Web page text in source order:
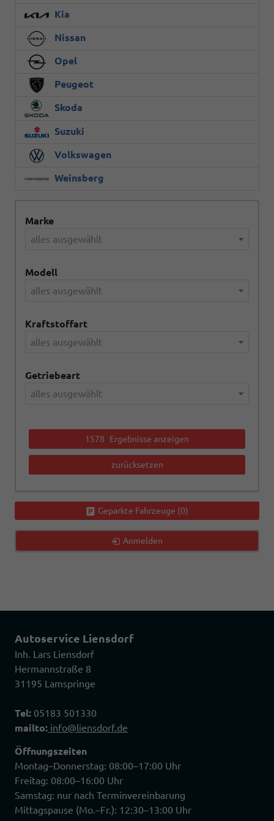
Kia
Nissan
Opel
Peugeot
Skoda
Suzuki
Volkswagen
Weinsberg
Marke
alles ausgewählt
Modell
alles ausgewählt
Kraftstoffart
alles ausgewählt
Getriebeart
alles ausgewählt
1578 Ergebnisse anzeigen
zurücksetzen
Geparkte Fahrzeuge (0)
Anmelden
Autoservice Liensdorf
Inh. Lars Liensdorf
Hermannstraße 8
31195 Lamspringe
Tel: 05183 501330
mailto: info@liensdorf.de
Öffnungszeiten
Montag–Donnerstag: 08:00–17:00 Uhr
Freitag: 08:00–16:00 Uhr
Samstag: nur nach Terminvereinbarung
Mittagspause (Mo.–Fr.): 12:30–13:00 Uhr